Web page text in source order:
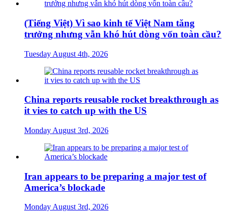
(Tiếng Việt) Vì sao kinh tế Việt Nam tăng
trưởng nhưng vẫn khó hút dòng vốn toàn cầu?
Tuesday August 4th, 2026
China reports reusable rocket breakthrough as
it vies to catch up with the US
Monday August 3rd, 2026
Iran appears to be preparing a major test of
America’s blockade
Monday August 3rd, 2026